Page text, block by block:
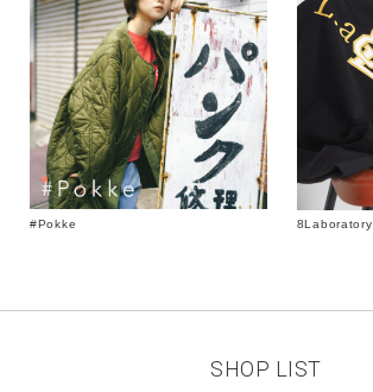
#Pokke 8Laboratory
SHOP LIST